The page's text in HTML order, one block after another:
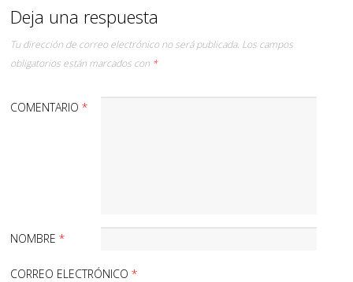
Deja una respuesta
Tu dirección de correo electrónico no será publicada. Los campos
obligatorios están marcados con *
COMENTARIO*
NOMBRE*
CORREO ELECTRÓNICO*